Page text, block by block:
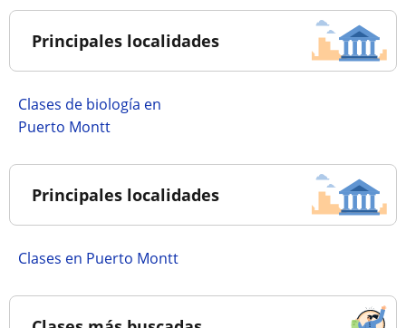
Principales localidades
Clases de biología en
Puerto Montt
Principales localidades
Clases en Puerto Montt